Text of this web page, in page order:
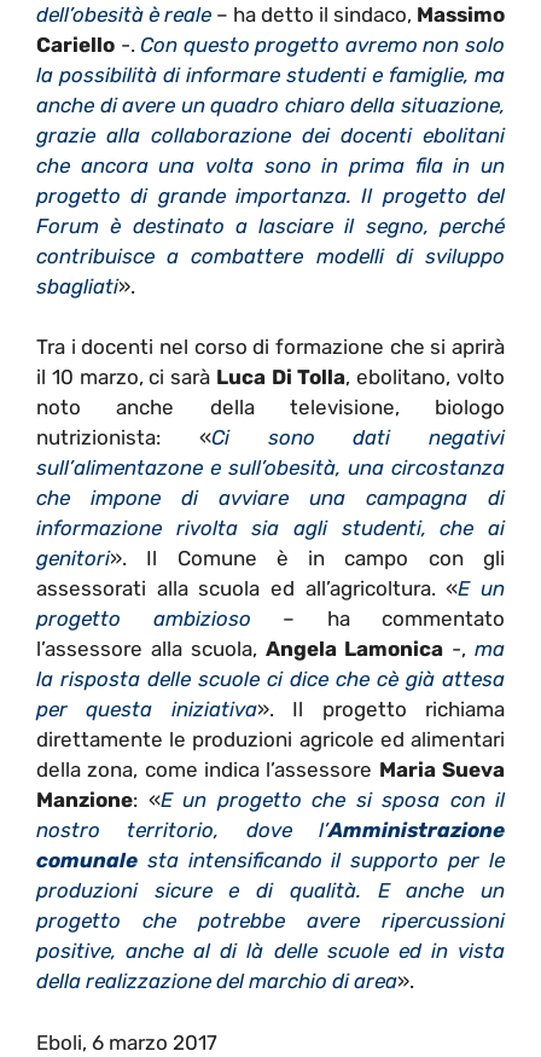
dell’obesità è reale – ha detto il sindaco, Massimo
Cariello -.Con questo progetto avremo non solo
la possibilità di informare studenti e famiglie, ma
anche di avere un quadro chiaro della situazione,
grazie alla collaborazione dei docenti ebolitani
che ancora una volta sono in prima fila in un
progetto di grande importanza. Il progetto del
Forum è destinato a lasciare il segno, perché
contribuisce a combattere modelli di sviluppo
sbagliati».
Tra i docenti nel corso di formazione che si aprirà
il 10 marzo, ci sarà Luca Di Tolla, ebolitano, volto
noto anche della televisione, biologo
nutrizionista: «Ci sono dati negativi
sull’alimentazone e sull’obesità, una circostanza
che impone di avviare una campagna di
informazione rivolta sia agli studenti, che ai
genitori». Il Comune è in campo con gli
assessorati alla scuola ed all’agricoltura. «E un
progetto ambizioso – ha commentato
l’assessore alla scuola, Angela Lamonica -,ma
la risposta delle scuole ci dice che cè già attesa
per questa iniziativa». Il progetto richiama
direttamente le produzioni agricole ed alimentari
della zona, come indica l’assessore Maria Sueva
Manzione: «E un progetto che si sposa con il
nostro territorio, dove l’Amministrazione
comunale sta intensificando il supporto per le
produzioni sicure e di qualità. E anche un
progetto che potrebbe avere ripercussioni
positive, anche al di là delle scuole ed in vista
della realizzazione del marchio di area».
Eboli, 6 marzo 2017